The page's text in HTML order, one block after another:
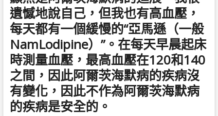
遺憾地說自己，但我也有高血壓，
每天都有一個緩慢的“亞馬遜（一般
NamLodipine）”。在每天早晨起床
時測量血壓，最高血壓在120和140
之間，因此阿爾茨海默病的疾病沒
有變化，因此不作為阿爾茨海默病
的疾病是安全的。